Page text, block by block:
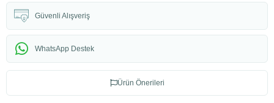
Güvenli Alışveriş
WhatsApp Destek
Ürün Önerileri